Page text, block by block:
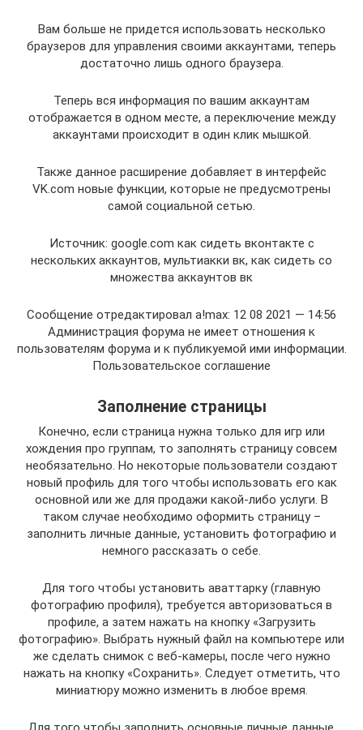
Вам больше не придется использовать несколько
браузеров для управления своими аккаунтами, теперь
достаточно лишь одного браузера.
Теперь вся информация по вашим аккаунтам
отображается в одном месте, а переключение между
аккаунтами происходит в один клик мышкой.
Также данное расширение добавляет в интерфейс
VK.com новые функции, которые не предусмотрены
самой социальной сетью.
Источник: google.com как сидеть вконтакте с
нескольких аккаунтов, мультиакки вк, как сидеть со
множества аккаунтов вк
Сообщение отредактировал a!max: 12 08 2021 — 14:56
Администрация форума не имеет отношения к
пользователям форума и к публикуемой ими информации.
Пользовательское соглашение
Заполнение страницы
Конечно, если страница нужна только для игр или
хождения про группам, то заполнять страницу совсем
необязательно. Но некоторые пользователи создают
новый профиль для того чтобы использовать его как
основной или же для продажи какой-либо услуги. В
таком случае необходимо оформить страницу –
заполнить личные данные, установить фотографию и
немного рассказать о себе.
Для того чтобы установить аваттарку (главную
фотографию профиля), требуется авторизоваться в
профиле, а затем нажать на кнопку «Загрузить
фотографию». Выбрать нужный файл на компьютере или
же сделать снимок с веб-камеры, после чего нужно
нажать на кнопку «Сохранить». Следует отметить, что
миниатюру можно изменить в любое время.